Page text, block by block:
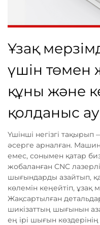
Ұзақ
үшін төмен
құны және
қолданыс
Үшінші негізгі
әсерге арналған.
емес, сонымен қатар
жобаланған CNC
шығындарды азайтып,
көлемін кеңейтіп, ұзақ
Жақсартылған
шикізаттың шығынын
ең ірі шығын көздерінің